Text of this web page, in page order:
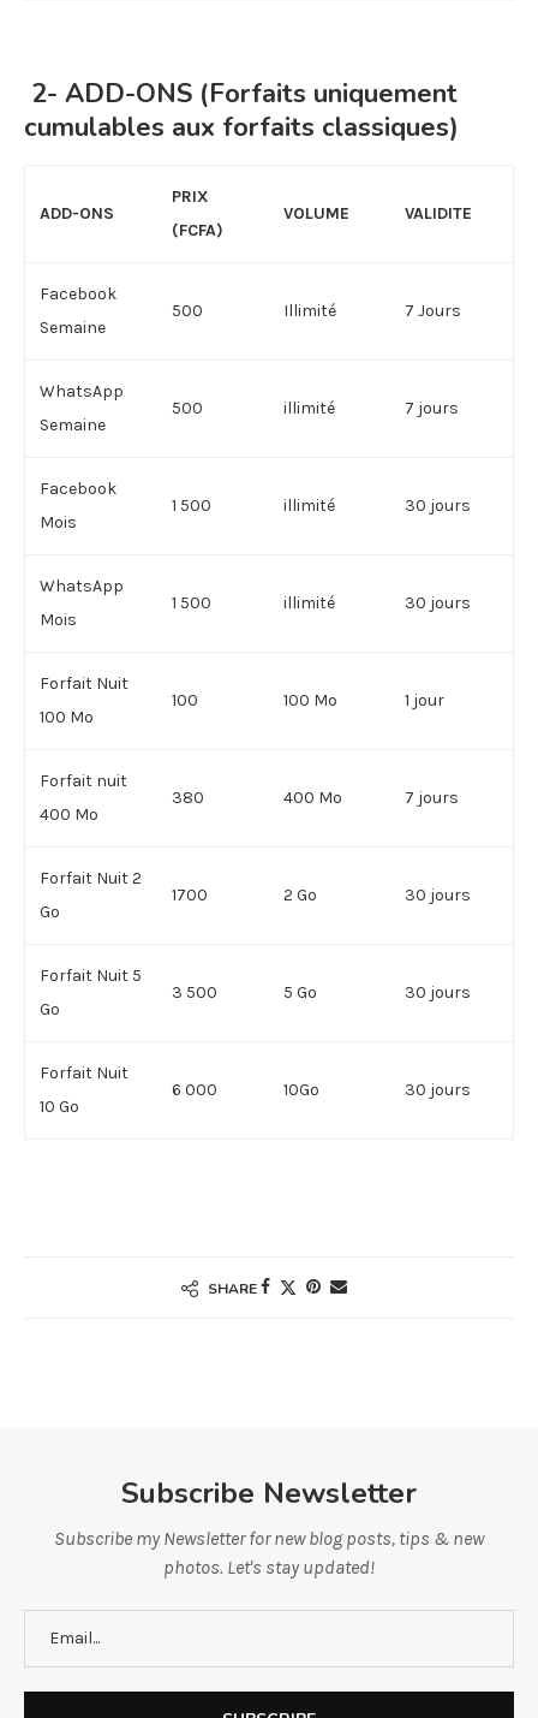
2- ADD-ONS (Forfaits uniquement
cumulables aux forfaits classiques)
ADD-ONS
PRIX
(FCFA)
VOLUME VALIDITE
Facebook
Semaine
500 Illimité 7 Jours
WhatsApp
Semaine
500 illimité 7 jours
Facebook
Mois
1 500 illimité 30 jours
WhatsApp
Mois
1 500 illimité 30 jours
Forfait Nuit
100 Mo
100 100 Mo 1 jour
Forfait nuit
400 Mo
380 400 Mo 7 jours
Forfait Nuit 2
Go
1700 2 Go 30 jours
Forfait Nuit 5
Go
3 500 5 Go 30 jours
Forfait Nuit
10 Go
6 000 10Go 30 jours
SHARE
Subscribe Newsletter
Subscribe my Newsletter for new blog posts, tips & new
photos. Let's stay updated!